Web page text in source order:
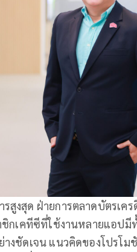
งสุด ฝ่ายการตลาดบัตรเค
ชิกเคทีซีที่ใช้งานหลายแอปมี
างชัดเจน แนวคิดของโปรโ